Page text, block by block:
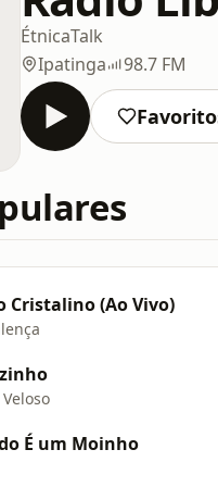
ÉtnicaTalk
Ipatinga
98.7 FM
Cristalino (Ao Vivo)
É um Moinho